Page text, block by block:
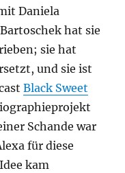
Daniela
hat sie
sie hat
und sie ist
Black Sweet
Schande war
für diese
kam